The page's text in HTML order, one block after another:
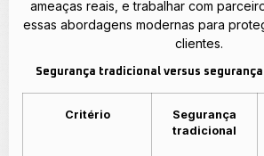
ameaças reais, e trabalhar com
essas abordagens modernas para
clientes.
Segurança tradicional versus
Critério
Segurança
tradicional